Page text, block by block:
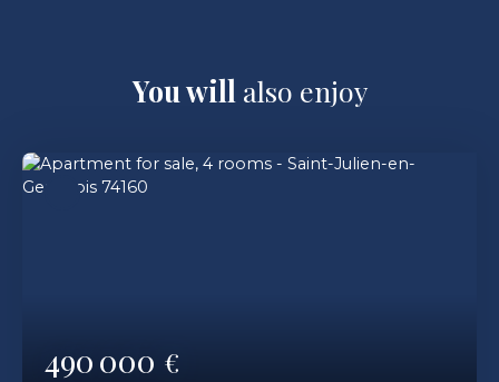
You will also enjoy
490 000 €